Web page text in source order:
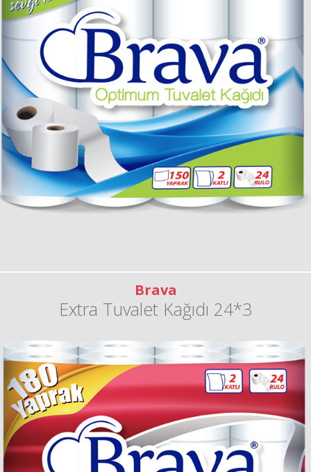
Brava
Extra Tuvalet Kağıdı 24*3